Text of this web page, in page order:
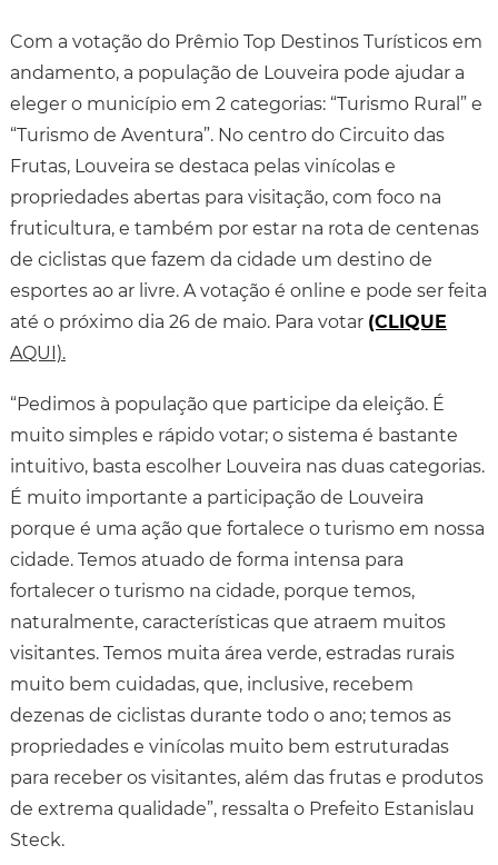
Com a votação do Prêmio Top Destinos Turísticos em
andamento, a população de Louveira pode ajudar a
eleger o município em 2 categorias: “Turismo Rural” e
“Turismo de Aventura”. No centro do Circuito das
Frutas, Louveira se destaca pelas vinícolas e
propriedades abertas para visitação, com foco na
fruticultura, e também por estar na rota de centenas
de ciclistas que fazem da cidade um destino de
esportes ao ar livre. A votação é online e pode ser feita
até o próximo dia 26 de maio. Para votar (CLIQUE
AQUI).
“Pedimos à população que participe da eleição. É
muito simples e rápido votar; o sistema é bastante
intuitivo, basta escolher Louveira nas duas categorias.
É muito importante a participação de Louveira
porque é uma ação que fortalece o turismo em nossa
cidade. Temos atuado de forma intensa para
fortalecer o turismo na cidade, porque temos,
naturalmente, características que atraem muitos
visitantes. Temos muita área verde, estradas rurais
muito bem cuidadas, que, inclusive, recebem
dezenas de ciclistas durante todo o ano; temos as
propriedades e vinícolas muito bem estruturadas
para receber os visitantes, além das frutas e produtos
de extrema qualidade”, ressalta o Prefeito Estanislau
Steck.